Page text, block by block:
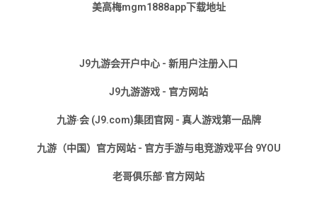
美高梅mgm1888app下载地址
J9九游会开户中心 - 新用户注册入口
J9九游游戏 - 官方网站
九游·会 (J9.com)集团官网 - 真人游戏第一品牌
九游（中国）官方网站 - 官方手游与电竞游戏平台 9YOU
老哥俱乐部·官方网站